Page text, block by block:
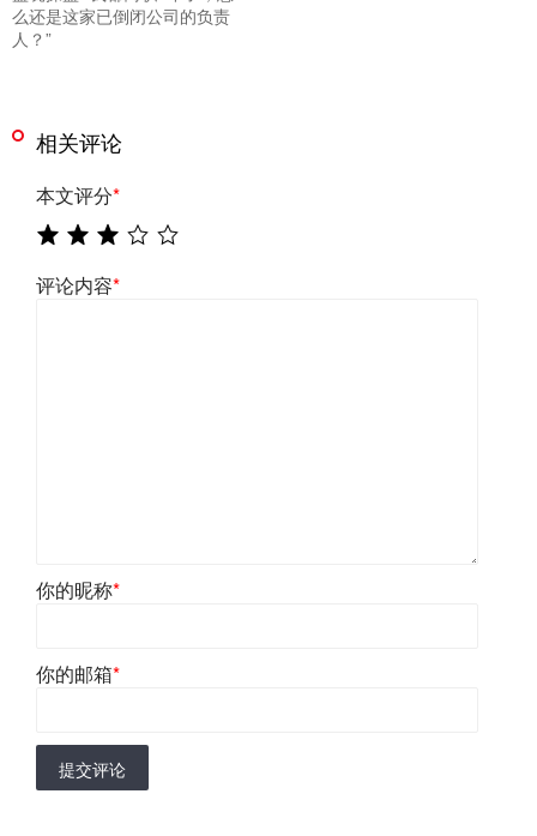
么还是这家已倒闭公司的负责
人？”
相关评论
本文评分*
评论内容*
你的昵称*
你的邮箱*
提交评论